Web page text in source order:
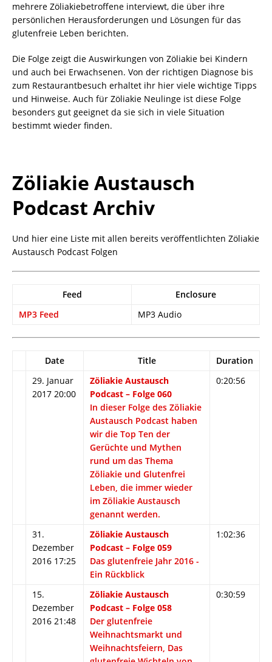
mehrere Zöliakiebetroffene interviewt, die über ihre
persönlichen Herausforderungen und Lösungen für das
glutenfreie Leben berichten.
Die Folge zeigt die Auswirkungen von Zöliakie bei Kindern
und auch bei Erwachsenen. Von der richtigen Diagnose bis
zum Restaurantbesuch erhaltet ihr hier viele wichtige Tipps
und Hinweise. Auch für Zöliakie Neulinge ist diese Folge
besonders gut geeignet da sie sich in viele Situation
bestimmt wieder finden.
Zöliakie Austausch
Podcast Archiv
Und hier eine Liste mit allen bereits veröffentlichten Zöliakie
Austausch Podcast Folgen
Feed
Enclosure
MP3 Feed
MP3 Audio
Date Title
Duration
29. Januar
2017 20:00
Zöliakie Austausch
Podcast – Folge 060
In dieser Folge des Zöliakie
Austausch Podcast haben
wir die Top Ten der
Gerüchte und Mythen
rund um das Thema
Zöliakie und Glutenfrei
Leben, die immer wieder
im Zöliakie Austausch
genannt werden.
0:20:56
31.
Dezember
2016 17:25
Zöliakie Austausch
Podcast – Folge 059
Das glutenfreie Jahr 2016 -
Ein Rückblick
1:02:36
15.
Dezember
2016 21:48
Zöliakie Austausch
Podcast – Folge 058
Der glutenfreie
Weihnachtsmarkt und
Weihnachtsfeiern, Das
0:30:59